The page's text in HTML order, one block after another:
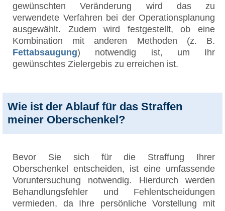
gewünschten Veränderung wird das zu
verwendete Verfahren bei der Operationsplanung
ausgewählt. Zudem wird festgestellt, ob eine
Kombination mit anderen Methoden (z. B.
Fettabsaugung) notwendig ist, um Ihr
gewünschtes Zielergebis zu erreichen ist.
Wie ist der Ablauf für das Straffen
meiner Oberschenkel?
Bevor Sie sich für die Straffung Ihrer
Oberschenkel entscheiden, ist eine umfassende
Voruntersuchung notwendig. Hierdurch werden
Behandlungsfehler und Fehlentscheidungen
vermieden, da Ihre persönliche Vorstellung mit